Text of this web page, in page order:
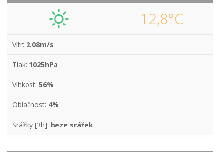
12,8°C
Vítr: 2.08m/s
Tlak: 1025hPa
Vlhkost: 56%
Oblačnost: 4%
Srážky [3h]: beze srážek